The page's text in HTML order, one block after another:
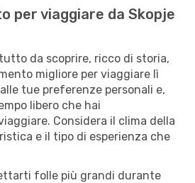
per viaggiare da Skopje
da scoprire, ricco di storia,
migliore per viaggiare lì
tue preferenze personali e,
libero che hai
Considera il clima della
e il tipo di esperienza che
folle più grandi durante